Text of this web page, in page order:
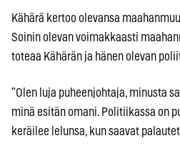
Kähärä kertoo olevansa
Soinin olevan voimakkaasti
toteaa Kähärän ja hänen olevan
”Olen luja puheenjohtaja, minusta
minä esitän omani. Politiikassa on
keräilee lelunsa, kun saavat